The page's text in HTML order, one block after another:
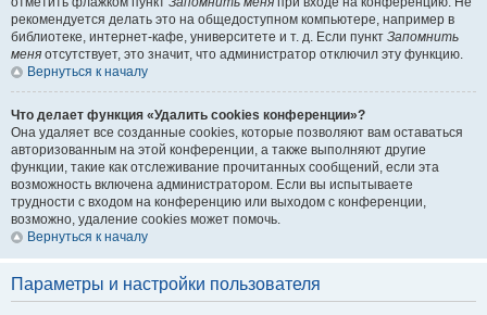
рекомендуется делать это на общедоступном компьютере, например в
библиотеке, интернет-кафе, университете и т. д. Если пункт Запомнить
меня отсутствует, это значит, что администратор отключил эту функцию.
Вернуться к началу
Что делает функция «Удалить cookies конференции»?
Она удаляет все созданные cookies, которые позволяют вам оставаться
авторизованным на этой конференции, а также выполняют другие
функции, такие как отслеживание прочитанных сообщений, если эта
возможность включена администратором. Если вы испытываете
трудности с входом на конференцию или выходом с конференции,
возможно, удаление cookies может помочь.
Вернуться к началу
Параметры и настройки пользователя